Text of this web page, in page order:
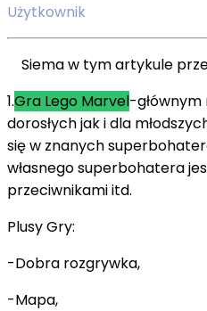
Użytkownik
Siema w tym artykule
1.Gra Lego Marvel-
dorosłych jak i dla
się w znanych
własnego superbohatera
przeciwnikami itd.
Plusy Gry:
-Dobra rozgrywka,
-Mapa,